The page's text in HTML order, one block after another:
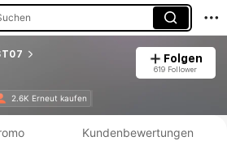
Folgen
619 Follower
2.6K Erneut kaufen
Verkaufs- und Lagerbestandsdetails.
Kundenbewertungen